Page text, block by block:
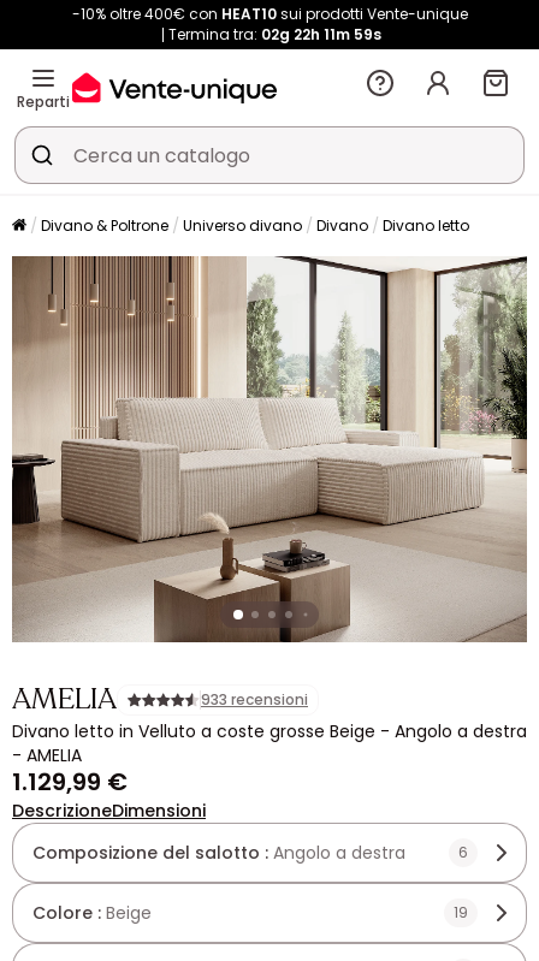
-10% oltre 400€ con HEAT10sui prodotti Vente-unique
Termina tra: 02g 22h 11m 58s
Reparti
Divano & Poltrone Universo divano Divano Divano letto
AMELIA 933 recensioni
Divano letto in Velluto a coste grosse Beige - Angolo a destra
- AMELIA
1.129,99 €
DescrizioneDimensioni
Composizione del salotto : Angolo a destra 6
Colore : Beige 19